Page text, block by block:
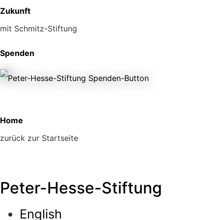
Zukunft
mit Schmitz-Stiftung
Spenden
Home
zurück zur Startseite
Peter-Hesse-Stiftung
English